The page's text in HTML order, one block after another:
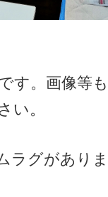
。画像等
い。
ラグがありま